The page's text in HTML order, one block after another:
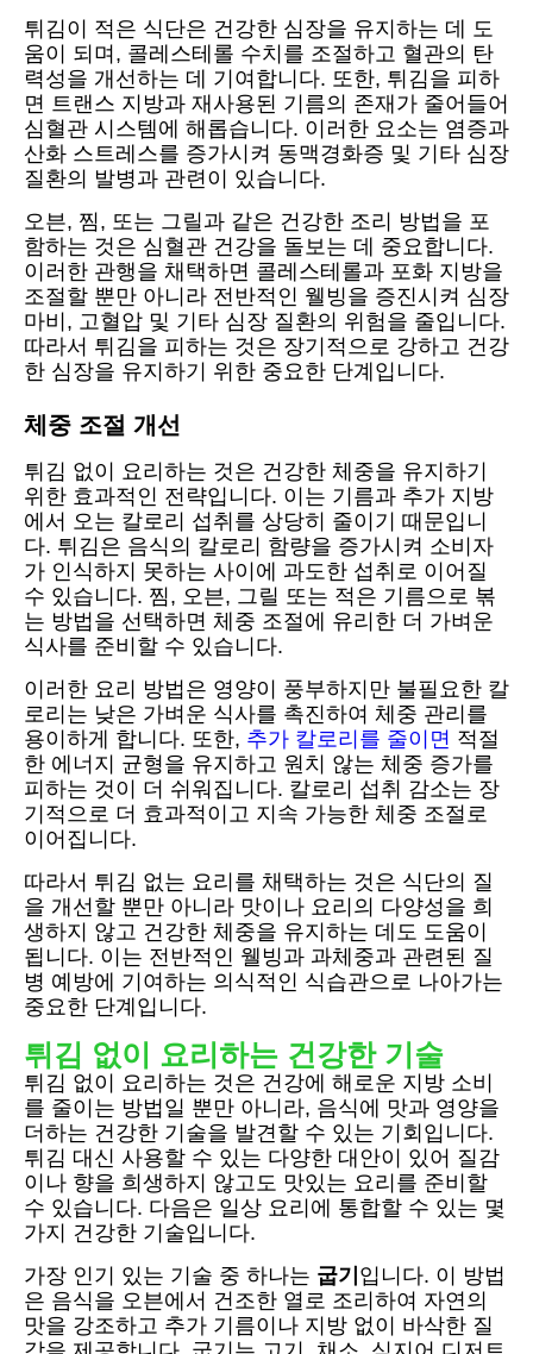
튀김이 적은 식단은 건강한 심장을 유지하는 데 도
움이 되며, 콜레스테롤 수치를 조절하고 혈관의 탄
력성을 개선하는 데 기여합니다. 또한, 튀김을 피하
면 트랜스 지방과 재사용된 기름의 존재가 줄어들어
심혈관 시스템에 해롭습니다. 이러한 요소는 염증과
산화 스트레스를 증가시켜 동맥경화증 및 기타 심장
질환의 발병과 관련이 있습니다.
오븐, 찜, 또는 그릴과 같은 건강한 조리 방법을 포
함하는 것은 심혈관 건강을 돌보는 데 중요합니다.
이러한 관행을 채택하면 콜레스테롤과 포화 지방을
조절할 뿐만 아니라 전반적인 웰빙을 증진시켜 심장
마비, 고혈압 및 기타 심장 질환의 위험을 줄입니다.
따라서 튀김을 피하는 것은 장기적으로 강하고 건강
한 심장을 유지하기 위한 중요한 단계입니다.
체중 조절 개선
튀김 없이 요리하는 것은 건강한 체중을 유지하기
위한 효과적인 전략입니다. 이는 기름과 추가 지방
에서 오는 칼로리 섭취를 상당히 줄이기 때문입니
다. 튀김은 음식의 칼로리 함량을 증가시켜 소비자
가 인식하지 못하는 사이에 과도한 섭취로 이어질
수 있습니다. 찜, 오븐, 그릴 또는 적은 기름으로 볶
는 방법을 선택하면 체중 조절에 유리한 더 가벼운
식사를 준비할 수 있습니다.
이러한 요리 방법은 영양이 풍부하지만 불필요한 칼
로리는 낮은 가벼운 식사를 촉진하여 체중 관리를
용이하게 합니다. 또한, 추가 칼로리를 줄이면 적절
한 에너지 균형을 유지하고 원치 않는 체중 증가를
피하는 것이 더 쉬워집니다. 칼로리 섭취 감소는 장
기적으로 더 효과적이고 지속 가능한 체중 조절로
이어집니다.
따라서 튀김 없는 요리를 채택하는 것은 식단의 질
을 개선할 뿐만 아니라 맛이나 요리의 다양성을 희
생하지 않고 건강한 체중을 유지하는 데도 도움이
됩니다. 이는 전반적인 웰빙과 과체중과 관련된 질
병 예방에 기여하는 의식적인 식습관으로 나아가는
중요한 단계입니다.
튀김 없이 요리하는 건강한 기술
튀김 없이 요리하는 것은 건강에 해로운 지방 소비
를 줄이는 방법일 뿐만 아니라, 음식에 맛과 영양을
더하는 건강한 기술을 발견할 수 있는 기회입니다.
튀김 대신 사용할 수 있는 다양한 대안이 있어 질감
이나 향을 희생하지 않고도 맛있는 요리를 준비할
수 있습니다. 다음은 일상 요리에 통합할 수 있는 몇
가지 건강한 기술입니다.
가장 인기 있는 기술 중 하나는 굽기 입니다. 이 방법
은 음식을 오븐에서 건조한 열로 조리하여 자연의
맛을 강조하고 추가 기름이나 지방 없이 바삭한 질